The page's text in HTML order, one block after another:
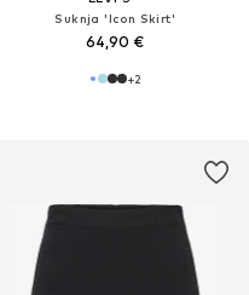
Suknja 'Icon Skirt'
64,90 €
+2